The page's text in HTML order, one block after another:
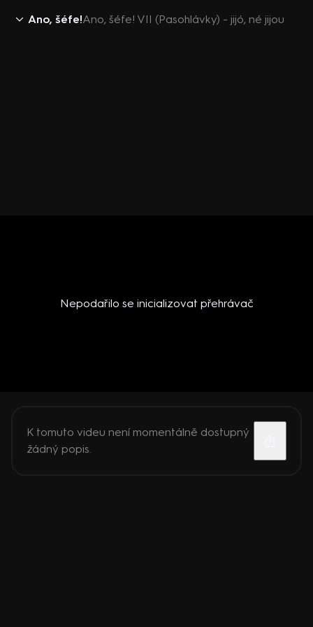
Ano, šéfe!Ano, šéfe! VII (Pasohlávky) - jijó, né jijou
Nepodařilo se inicializovat přehrávač
K tomuto videu není momentálně dostupný
žádný popis.